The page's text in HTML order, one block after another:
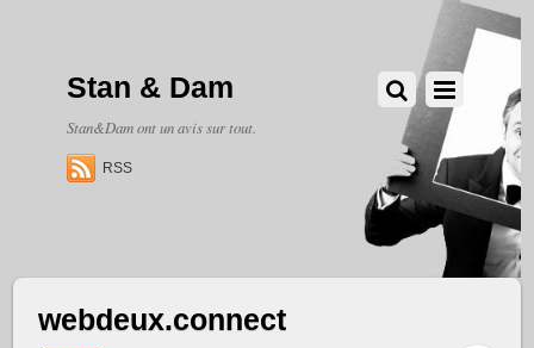
Stan & Dam
Stan&Dam ont un avis sur tout.
RSS
webdeux.connect